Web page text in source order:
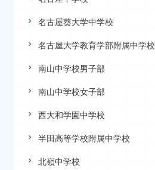
名古屋葵大学中学校
名古屋大学教育学部附属中学校
南山中学校男子部
南山中学校女子部
西大和学園中学校
半田高等学校附属中学校
北嶺中学校